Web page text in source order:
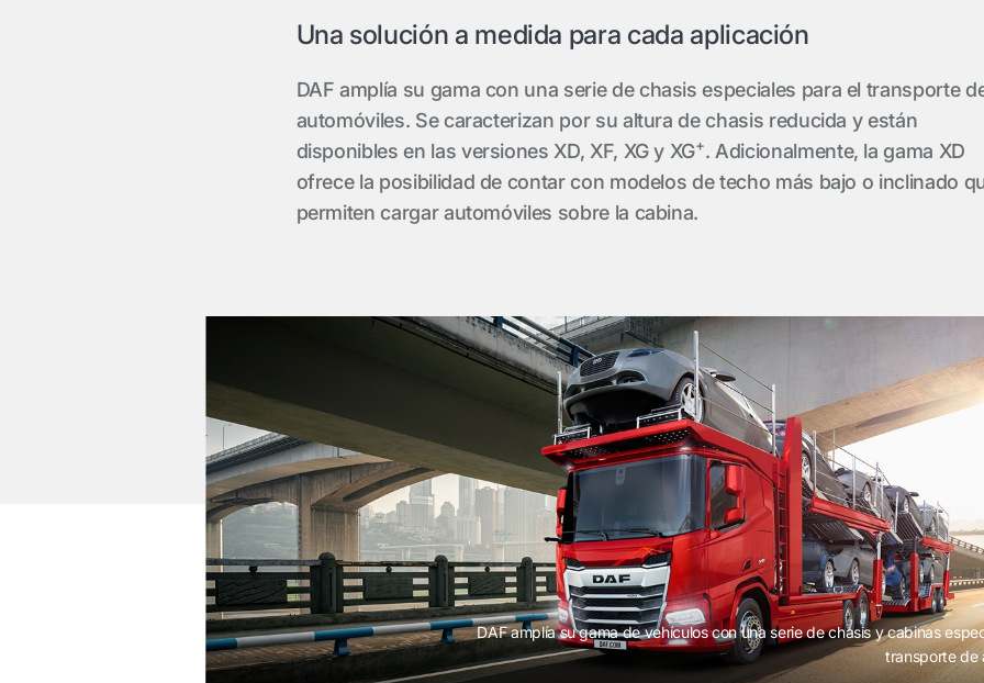
Una solución a medida para cada aplicación
DAF amplía su gama con una serie de chasis especiales para el transporte
automóviles. Se caracterizan por su altura de chasis reducida y están
disponibles en las versiones XD, XF, XG y XG+. Adicionalmente, la gama XD
ofrece la posibilidad de contar con modelos de techo más bajo o inclinado
permiten cargar automóviles sobre la cabina.
DAF amplía su gama de vehículos con una serie de chasis y cabinas
transporte de